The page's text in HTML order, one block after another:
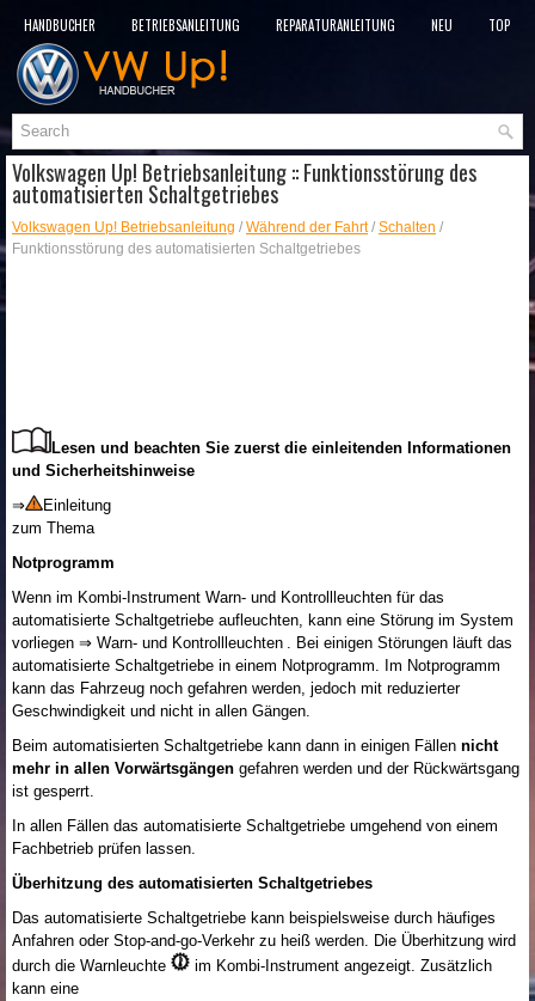
HANDBÜCHER BETRIEBSANLEITUNG REPARATURANLEITUNG NEU
TOP
SITEMAP
Volkswagen Up! Betriebsanleitung :: Funktionsstörung des
automatisierten Schaltgetriebes
Volkswagen Up! Betriebsanleitung / Während der Fahrt/ Schalten /
Funktionsstörung des automatisierten Schaltgetriebes
Lesen und beachten Sie zuerst die einleitenden Informationen
und Sicherheitshinweise
⇒
Einleitung
zum Thema
Notprogramm
Wenn im Kombi-Instrument Warn- und Kontrollleuchten für das
automatisierte Schaltgetriebe aufleuchten, kann eine Störung im System
vorliegen ⇒ Warn- und Kontrollleuchten . Bei einigen Störungen läuft das
automatisierte Schaltgetriebe in einem Notprogramm. Im Notprogramm
kann das Fahrzeug noch gefahren werden, jedoch mit reduzierter
Geschwindigkeit und nicht in allen Gängen.
Beim automatisierten Schaltgetriebe kann dann in einigen Fällen nicht
mehr in allen Vorwärtsgängen gefahren werden und der Rückwärtsgang
ist gesperrt.
In allen Fällen das automatisierte Schaltgetriebe umgehend von einem
Fachbetrieb prüfen lassen.
Überhitzung des automatisierten Schaltgetriebes
Das automatisierte Schaltgetriebe kann beispielsweise durch häufiges
Anfahren oder Stop-and-go-Verkehr zu heiß werden. Die Überhitzung wird
durch die Warnleuchte
im Kombi-Instrument angezeigt. Zusätzlich
kann eine